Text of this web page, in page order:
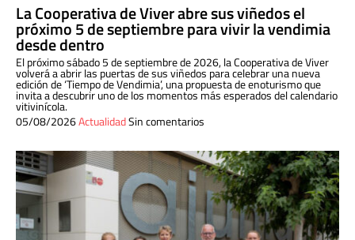
La Cooperativa de Viver abre sus viñedos el
próximo 5 de septiembre para vivir la vendimia
desde dentro
El próximo sábado 5 de septiembre de 2026, la Cooperativa de Viver
volverá a abrir las puertas de sus viñedos para celebrar una nueva
edición de ‘Tiempo de Vendimia’, una propuesta de enoturismo que
invita a descubrir uno de los momentos más esperados del calendario
vitivinícola.
05/08/2026ActualidadSin comentarios